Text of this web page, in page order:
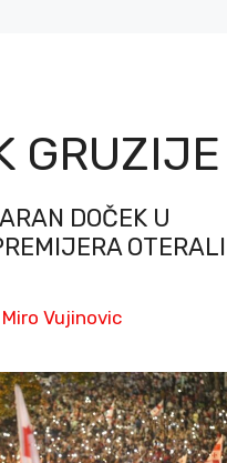
GRUZIJE
DOČEK U
Miro Vujinovic